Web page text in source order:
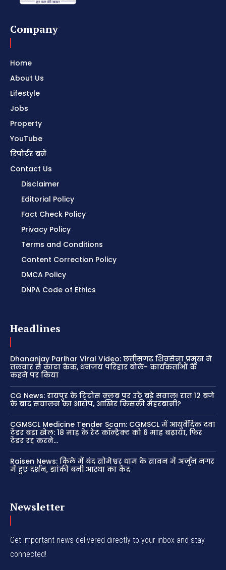
Company
Home
About Us
Lifestyle
Jobs
Property
YouTube
रिपोर्टर बनें
Contact Us
Disclaimer
Editorial Policy
Fact Check Policy
Privacy Policy
Terms and Conditions
Content Correction Policy
DMCA Policy
DNPA Code of Ethics
Headlines
Dhananjay Parihar Viral Video: छत्तीसगढ़ शिवसेना प्रमुख ने
तलवार से काटा केक, धनंजय परिहार बोले- कार्यकर्ताओं के
कहने पर किया
CG News: रायपुर के टिटोस क्लब पर उठे बड़े सवाल! रात 12 बजे
के बाद संचालन का आरोप, आखिर किसकी मेहरबानी?
CGMSCL Medicine Tender Scam: CGMSCL में आयुर्वेदिक दवा
टेंडर बड़ा खेल: 18 माह के रेट कॉन्ट्रैक्ट को 6 माह बढ़ाया, फिर
टेंडर रद्द करने...
Raisen News: किले में बंद सोमेश्वर धाम के सावन में अर्जुन नगर
में हुए दर्शन, झांकी बनी आस्था का केंद्र
Newsletter
Get important news delivered directly to your inbox and stay
connected!